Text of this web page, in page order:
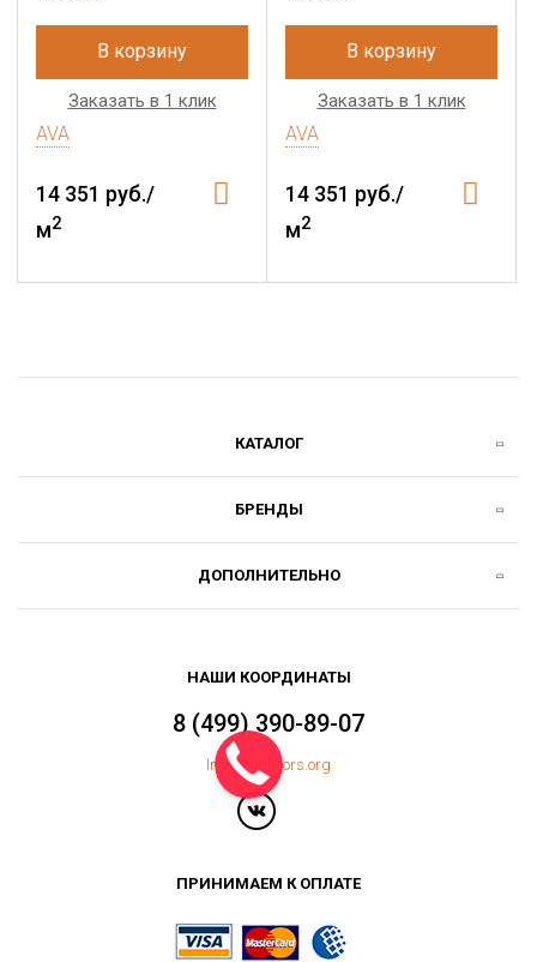
В корзину
Заказать в 1 клик
AVA
14 351 руб./
м2
В корзину
Заказать в 1 клик
AVA
14 351 руб./
м2
КАТАЛОГ
БРЕНДЫ
ДОПОЛНИТЕЛЬНО
НАШИ КООРДИНАТЫ
8 (499) 390-89-07
Info@topfloors.org
ПРИНИМАЕМ К ОПЛАТЕ